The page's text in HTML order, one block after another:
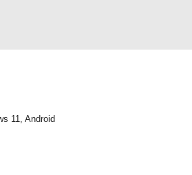
11, Android